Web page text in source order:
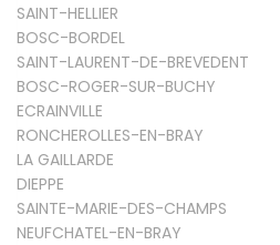
SAINT-HELLIER
BOSC-BORDEL
SAINT-LAURENT-DE-BREVEDENT
BOSC-ROGER-SUR-BUCHY
ECRAINVILLE
RONCHEROLLES-EN-BRAY
LA GAILLARDE
DIEPPE
SAINTE-MARIE-DES-CHAMPS
NEUFCHATEL-EN-BRAY